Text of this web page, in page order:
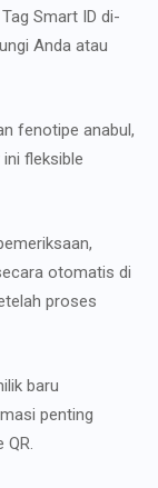
Smart ID di-
Anda atau
fenotipe anabul,
fleksible
otomatis di
proses
baru
penting
QR.